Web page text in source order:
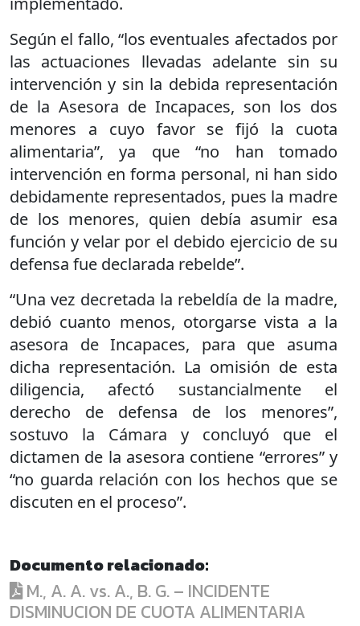
Según el fallo, “los eventuales afectados por
las actuaciones llevadas adelante sin su
intervención y sin la debida representación
de la Asesora de Incapaces, son los dos
menores a cuyo favor se fijó la cuota
alimentaria”, ya que “no han tomado
intervención en forma personal, ni han sido
debidamente representados, pues la madre
de los menores, quien debía asumir esa
función y velar por el debido ejercicio de su
defensa fue declarada rebelde”.
“Una vez decretada la rebeldía de la madre,
debió cuanto menos, otorgarse vista a la
asesora de Incapaces, para que asuma
dicha representación. La omisión de esta
diligencia, afectó sustancialmente el
derecho de defensa de los menores”,
sostuvo la Cámara y concluyó que el
dictamen de la asesora contiene “errores” y
“no guarda relación con los hechos que se
discuten en el proceso”.
Documento relacionado:
M., A. A. vs. A., B. G. – INCIDENTE
DISMINUCION DE CUOTA ALIMENTARIA